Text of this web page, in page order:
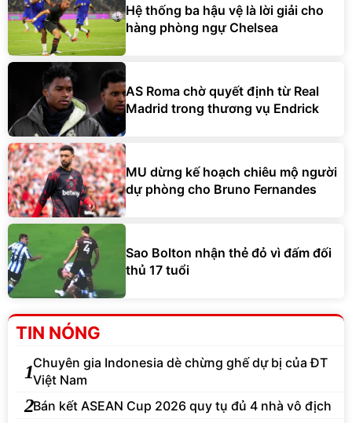
Hệ thống ba hậu vệ là lời giải cho
hàng phòng ngự Chelsea
AS Roma chờ quyết định từ Real
Madrid trong thương vụ Endrick
MU dừng kế hoạch chiêu mộ người
dự phòng cho Bruno Fernandes
Sao Bolton nhận thẻ đỏ vì đấm đối
thủ 17 tuổi
TIN NÓNG
1Chuyên gia Indonesia dè chừng ghế dự bị của ĐT
Việt Nam
2Bán kết ASEAN Cup 2026 quy tụ đủ 4 nhà vô địch